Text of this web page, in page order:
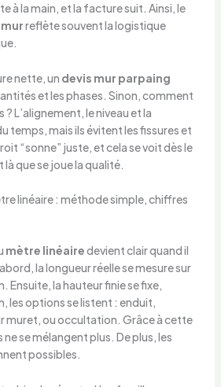
à la main, et la facture suit. Ainsi, le
reflète souvent la logistique
nette, un devis mur parpaing
et les phases. Sinon, comment
L’alignement, le niveau et la
temps, mais ils évitent les fissures et
“sonne” juste, et cela se voit dès le
que se joue la qualité.
linéaire : méthode simple, chiffres
mètre linéairedevient clair quand il
la longueur réelle se mesure sur
Ensuite, la hauteur finie se fixe,
les options se listent : enduit,
muret, ou occultation. Grâce à cette
se mélangent plus. De plus, les
possibles.